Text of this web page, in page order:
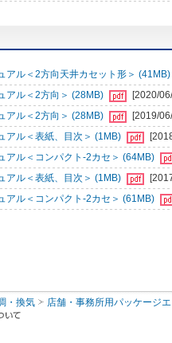
アル＜2方向天井カセット形＞ (41MB)
アル＜2方向＞ (28MB)
[2020/
アル＜2方向＞ (28MB)
[2019/
アル＜表紙、目次＞ (1MB)
アル＜コンパクト-2カセ＞ (64MB)
アル＜表紙、目次＞ (1MB)
アル＜コンパクト-2カセ＞ (61MB)
・換気 店舗・事務所用パッケージ